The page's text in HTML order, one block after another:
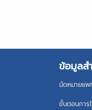
ข้อมูลส
นัดหมายแพ
ขั้นตอนการ